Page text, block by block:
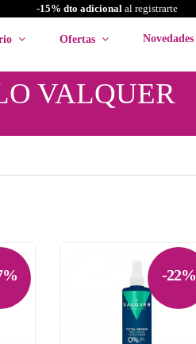
-15% dto adicionalal registrarte
Ofertas Novedades
VALQUER
-22%
